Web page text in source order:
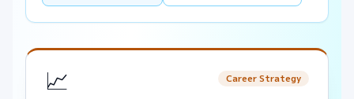
📈 Career Strategy